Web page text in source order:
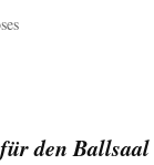
den Ballsaal